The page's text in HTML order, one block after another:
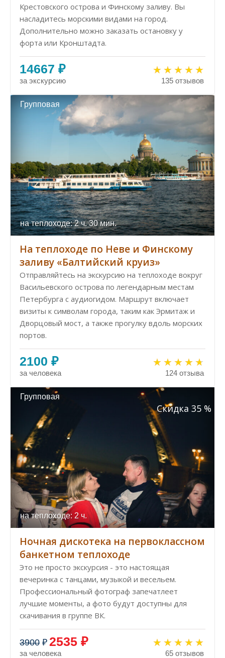
Крестовского острова и Финскому заливу. Вы
насладитесь морскими видами на город.
Дополнительно можно заказать остановку у
форта или Кронштадта.
14667 ₽
за экскурсию 135 отзывов
Групповая
на теплоходе: 2 ч. 30 мин.
На теплоходе по Неве и Финскому
заливу «Балтийский круиз»
Отправляйтесь на экскурсию на теплоходе вокруг
Васильевского острова по легендарным местам
Петербурга с аудиогидом. Маршрут включает
визиты к символам города, таким как Эрмитаж и
Дворцовый мост, а также прогулку вдоль морских
портов.
2100 ₽
за человека 124 отзыва
Групповая
на теплоходе: 2 ч.
Скидка 35 %
Ночная дискотека на первоклассном
банкетном теплоходе
Это не просто экскурсия - это настоящая
вечеринка с танцами, музыкой и весельем.
Профессиональный фотограф запечатлеет
лучшие моменты, а фото будут доступны для
скачивания в группе ВК.
3900 ₽ 2535 ₽
за человека 65 отзывов